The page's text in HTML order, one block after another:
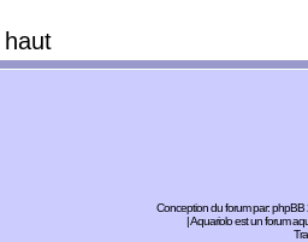
haut
Conception du forum par:phpBB
| Aquariolo est un forum